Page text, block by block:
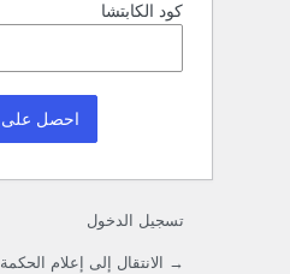
كود الكابتشا
تسجيل الدخول
→ الانتقال إلى إعلام الحكمة